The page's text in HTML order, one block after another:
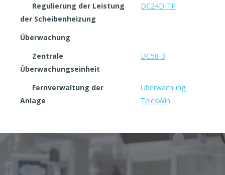
Regulierung der Leistung
der Scheibenheizung
DC24D-TP
Überwachung
Zentrale
Überwachungseinheit
DC58-3
Fernverwaltung der
Anlage
Überwachung
TelesWin